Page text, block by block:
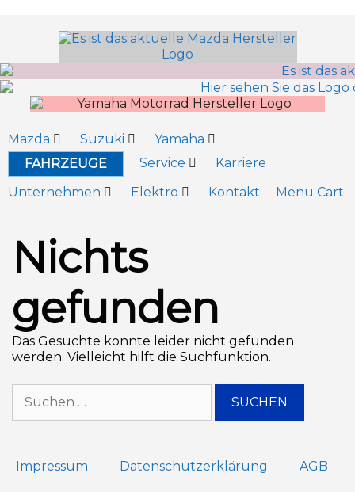
Mazda Suzuki
Yamaha
FAHRZEUGE
Service
Karriere
Unternehmen
Elektro Kontakt Menu Cart
Nichts
gefunden
Das Gesuchte konnte leider nicht gefunden
werden. Vielleicht hilft die Suchfunktion.
Impressum Datenschutz­erklärung AGB